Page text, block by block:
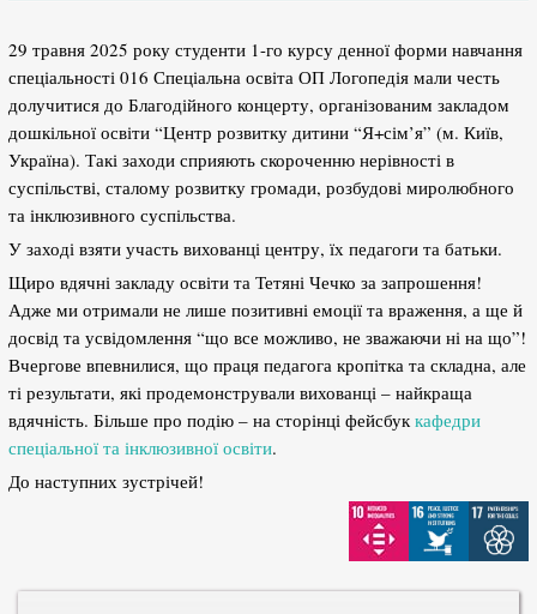
29 травня 2025 року студенти 1-го курсу денної форми навчання
спеціальності 016 Спеціальна освіта ОП Логопедія мали честь
долучитися до Благодійного концерту, організованим закладом
дошкільної освіти “Центр розвитку дитини “Я+сім’я” (м. Київ,
Україна). Такі заходи сприяють скороченню нерівності в
суспільстві, сталому розвитку громади, розбудові миролюбного
та інклюзивного суспільства.
У заході взяти участь вихованці центру, їх педагоги та батьки.
Щиро вдячні закладу освіти та Тетяні Чечко за запрошення!
Адже ми отримали не лише позитивні емоції та враження, а ще й
досвід та усвідомлення “що все можливо, не зважаючи ні на що”!
Вчергове впевнилися, що праця педагога кропітка та складна, але
ті результати, які продемонстрували вихованці – найкраща
вдячність. Більше про подію – на сторінці фейсбуккафедри
спеціальної та інклюзивної освіти.
До наступних зустрічей!